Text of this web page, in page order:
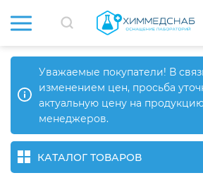
Уважаемые покупатели! В
изменением цен, просьба
актуальную цену на
менеджеров.
КАТАЛОГ ТОВАРОВ